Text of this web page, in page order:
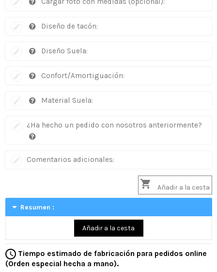
Diseño de tacón:
Diseño Suela:
Confort/Amortiguación:
Material Suela:
¿Ha hecho un pedido con nosotros anteriormente?
Comentarios adicionales:
 Añadir a la cesta
arrow_drop_down Resumen :
Añadir a la cesta
Tiempo estimado de fabricación para pedidos online
(Orden especial hecha a mano).